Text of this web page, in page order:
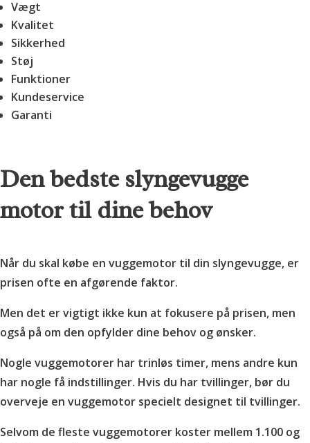
Vægt
Kvalitet
Sikkerhed
Støj
Funktioner
Kundeservice
Garanti
Den bedste slyngevugge
motor til dine behov
Når du skal købe en vuggemotor til din slyngevugge, er
prisen ofte en afgørende faktor.
Men det er vigtigt ikke kun at fokusere på prisen, men
også på om den opfylder dine behov og ønsker.
Nogle vuggemotorer har trinløs timer, mens andre kun
har nogle få indstillinger. Hvis du har tvillinger, bør du
overveje en vuggemotor specielt designet til tvillinger.
Selvom de fleste vuggemotorer koster mellem 1.100 og